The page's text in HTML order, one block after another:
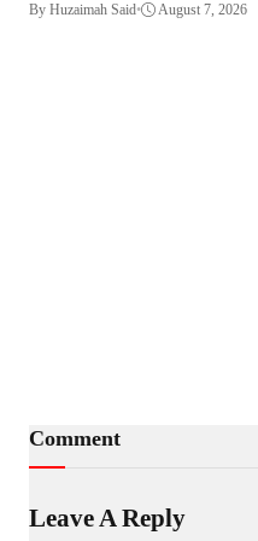
By Huzaimah Said• August 7, 2026
Comment
Leave A Reply